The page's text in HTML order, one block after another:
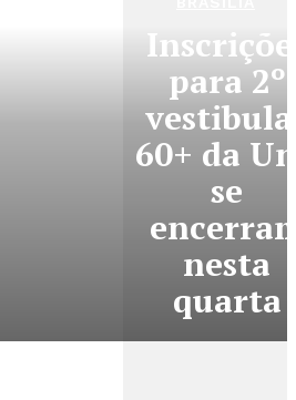
para 2º
60+ da
se
nesta
quarta